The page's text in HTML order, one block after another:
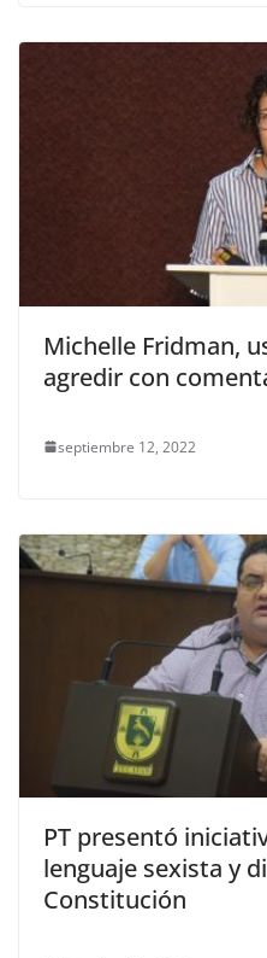
Michelle Fridman,
agredir con
septiembre 12, 2022
PT presentó
lenguaje sexista y
Constitución